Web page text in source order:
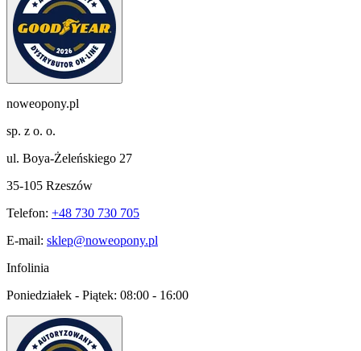
noweopony.pl
sp. z o. o.
ul. Boya-Żeleńskiego 27
35-105 Rzeszów
Telefon: +48 730 730 705
E-mail: sklep@noweopony.pl
Infolinia
Poniedziałek - Piątek: 08:00 - 16:00